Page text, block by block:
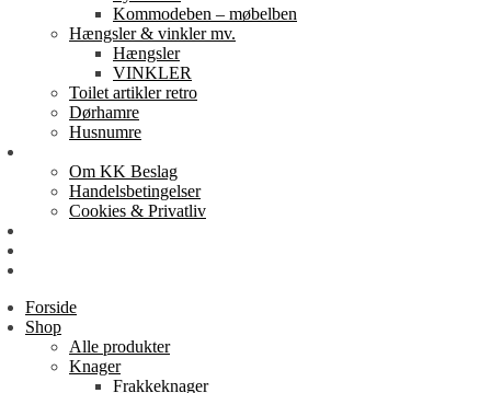
Kommodeben – møbelben
Hængsler & vinkler mv.
Hængsler
VINKLER
Toilet artikler retro
Dørhamre
Husnumre
Om KK Beslag
Handelsbetingelser
Cookies & Privatliv
Forside
Shop
Alle produkter
Knager
Frakkeknager